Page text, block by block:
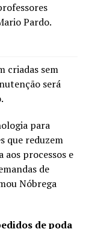
Pardo.
criadas sem
será
para
que reduzem
processos e
de
Nóbrega
de poda